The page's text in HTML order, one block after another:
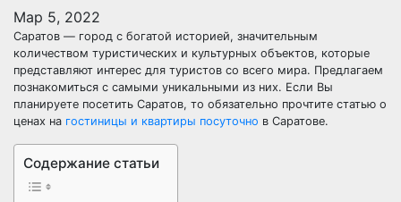
Мар 5, 2022
Саратов — город с богатой историей, значительным
количеством туристических и культурных объектов, которые
представляют интерес для туристов со всего мира. Предлагаем
познакомиться с самыми уникальными из них. Если Вы
планируете посетить Саратов, то обязательно прочтите статью о
ценах на гостиницы и квартиры посуточно в Саратове.
Содержание статьи